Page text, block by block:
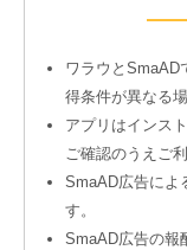
ワラウとSmaAD
得条件が異なる
アプリはインス
ご確認のうえご
SmaAD広告によ
す。
SmaAD広告の報